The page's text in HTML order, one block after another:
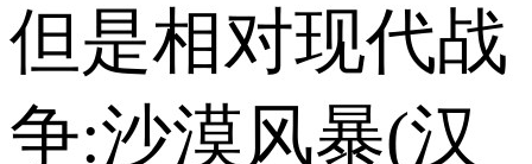
但是相对现代战
争:沙漠风暴(汉